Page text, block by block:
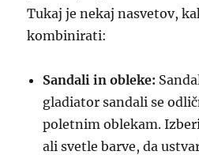
Tukaj je nekaj nasvetov,
kombinirati:
Sandali in obleke:
gladiator sandali se
poletnim oblekam.
ali svetle barve, da